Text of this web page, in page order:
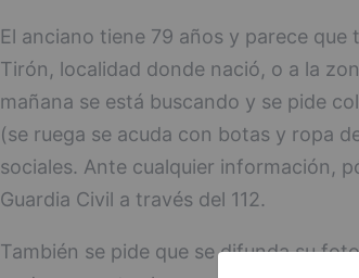
El anciano tiene 79 años y parece
Tirón, localidad donde nació, o a la
mañana se está buscando y se pide
(se ruega se acuda con botas y ropa
sociales. Ante cualquier información,
Guardia Civil a través del 112.
También se pide que se difunda su